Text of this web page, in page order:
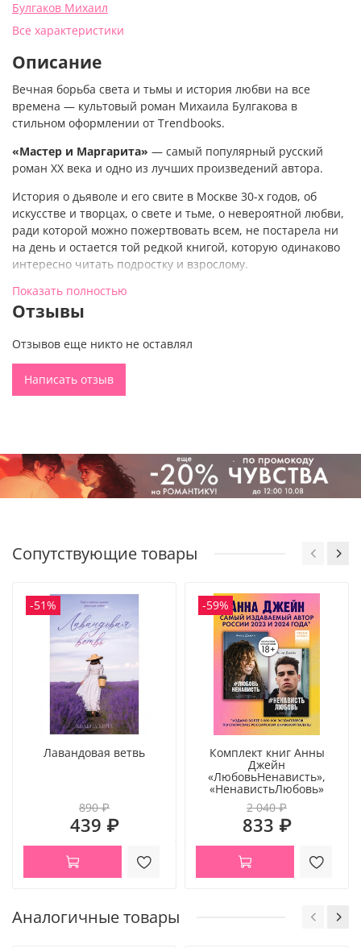
Булгаков Михаил
Все характеристики
Описание
Вечная борьба света и тьмы и история любви на все
времена — культовый роман Михаила Булгакова в
стильном оформлении от Trendbooks.
«Мастер и Маргарита» — самый популярный русский
роман XX века и одно из лучших произведений автора.
История о дьяволе и его свите в Москве 30-х годов, об
искусстве и творцах, о свете и тьме, о невероятной любви,
ради которой можно пожертвовать всем, не постарела ни
на день и остается той редкой книгой, которую одинаково
интересно читать подростку и взрослому.
Книга«Мастер и Маргарита»
предубеждение»
эксклюзивном оформлении от редакции Trendbooks —
идеальный подарок для ценителей нестареющей классики
мировой литературы.
Фактурная бумага на обложке
Возраст 16+
Показать полностью
Отзывы
Отзывов еще никто не оставлял
Написать отзыв
Сопутствующие товары
-51%
Лавандовая ветвь
890 ₽
439 ₽
-59%
Комплект книг Анны
Джейн
«ЛюбовьНенависть»,
«НенавистьЛюбовь»
2 040 ₽
833 ₽
Аналогичные товары